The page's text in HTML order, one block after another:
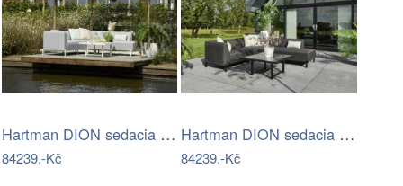
Hartman DION sedacia súprava - Biela…
84239,-Kč
Hartman DION sedacia súprava - Čierna…
84239,-Kč